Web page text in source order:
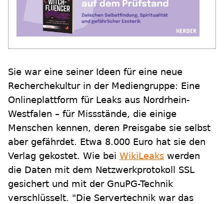
Sie war eine seiner Ideen für eine neue
Recherchekultur in der Mediengruppe: Eine
Onlineplattform für Leaks aus Nordrhein-
Westfalen – für Missstände, die einige
Menschen kennen, deren Preisgabe sie selbst
aber gefährdet. Etwa 8.000 Euro hat sie den
Verlag gekostet. Wie bei WikiLeaks werden
die Daten mit dem Netzwerkprotokoll SSL
gesichert und mit der GnuPG-Technik
verschlüsselt. "Die Servertechnik war das